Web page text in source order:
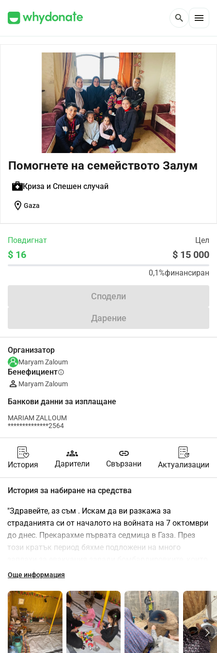
search menu
Помогнете на семейството Залум
Криза и Спешен случай
location_on Gaza
Повдигнат Цел
$ 16 $ 15 000
0,1%финансиран
Сподели
Дарение
Организатор
Maryam Zaloum
Бенефициентinfo
Maryam Zaloum
Банкови данни за изплащане
MARIAM ZALLOUM
**************2564
История
groups
Дарители
link
Свързани Актуализации
История за набиране на средства
"Здравейте, аз съм . Искам да ви разкажа за
страданията си от началото на войната на 7 октомври
до днес. Прекарахме първата седмица в Газа. През
този кратък период бяхме подложени на много
се случваха наблизо. След това, на 13 октомври, бяхме
Алзавайда. Спяхме в голям брой хора, 12 човека, на
място 3 метра на 3 метра на мат на земята. Нямаше
матраци или възглавници. Страдаме от липса на
питейна вода и замърсяване на мястото, както и от
пренаселеност и натовареност при използването на
Още информация